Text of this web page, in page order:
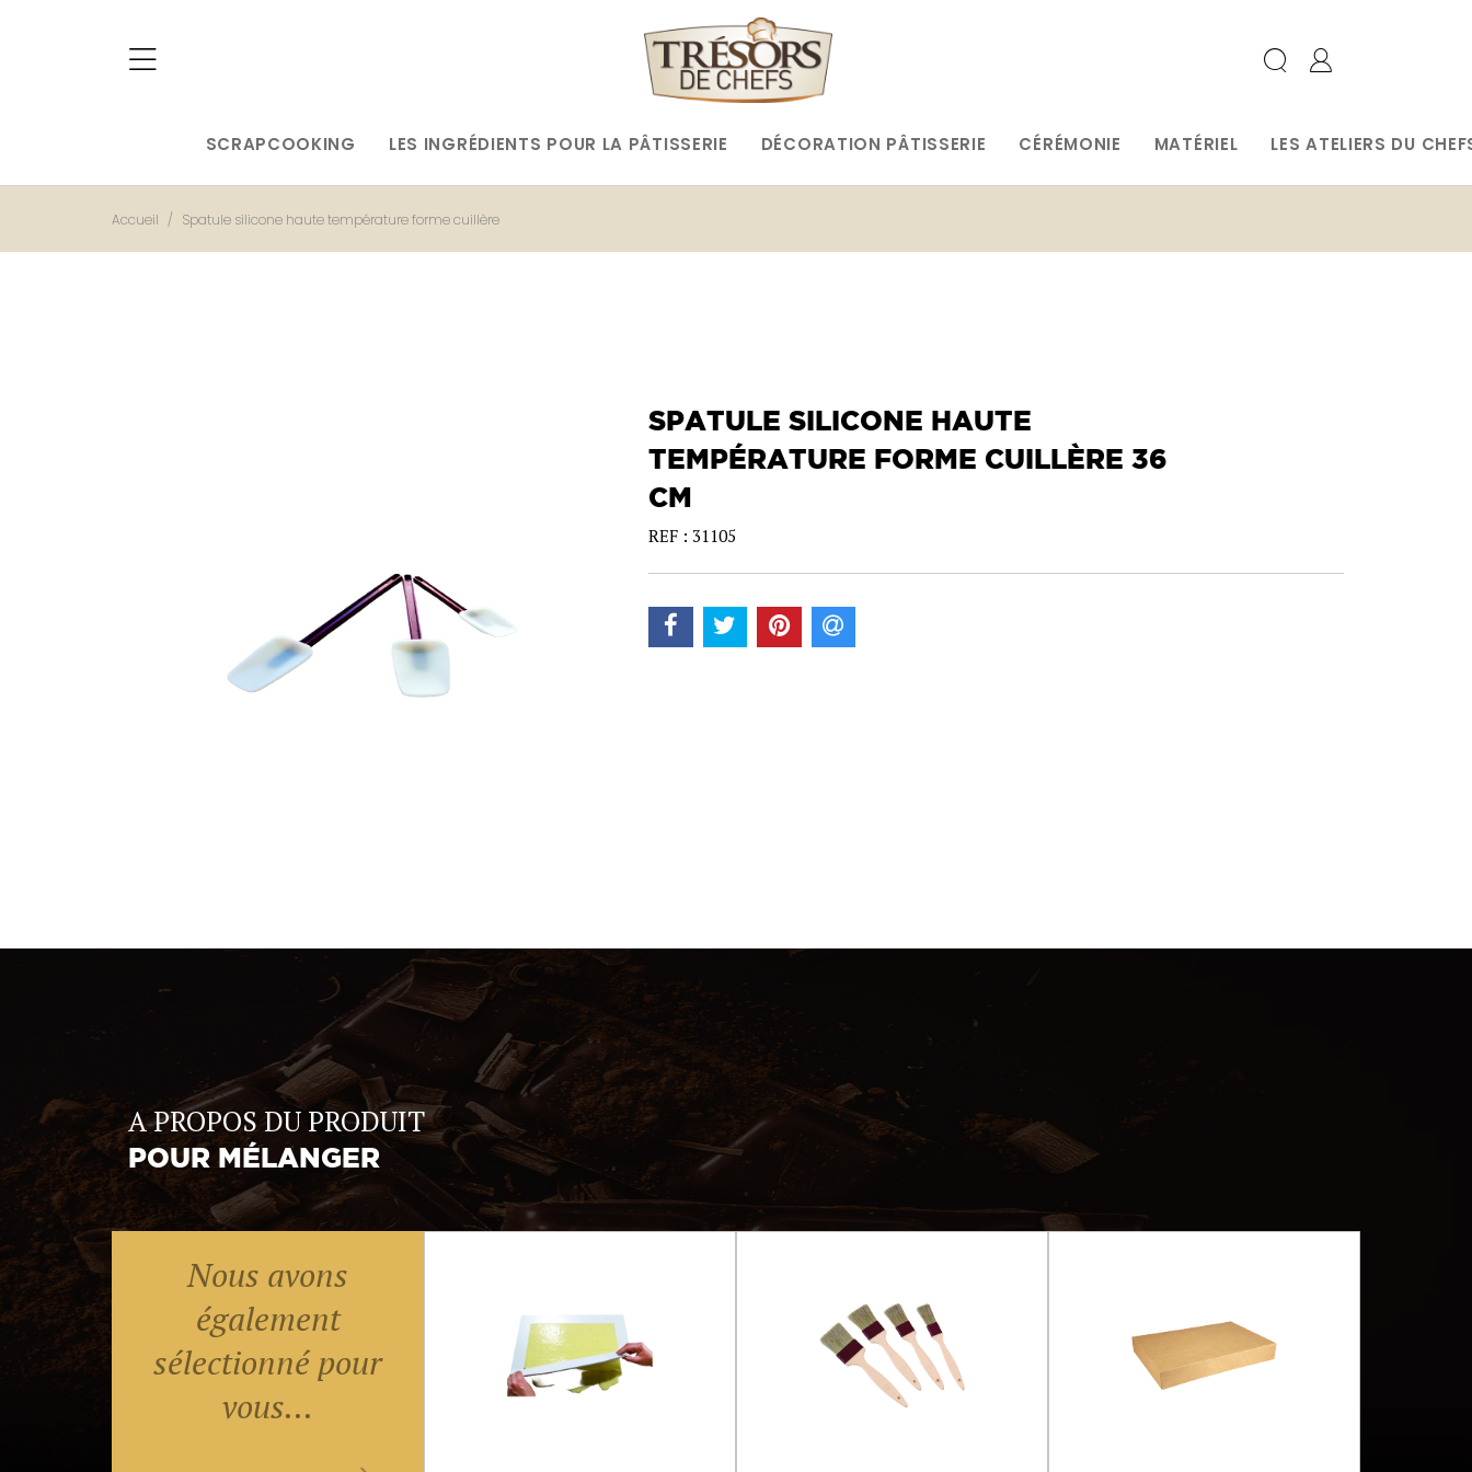
SCRAPCOOKING LES INGRÉDIENTS POUR LA PÂTISSERIE DÉCORATION PÂTISSERIE CÉRÉMONIE MATÉRIEL LES ATELIERS DU
Accueil Spatule silicone haute température forme cuillère
SPATULE SILICONE HAUTE
TEMPÉRATURE FORME CUILLÈRE 36
CM
REF : 31105
A PROPOS DU PRODUIT
POUR MÉLANGER
Nous avons
également
sélectionné pour
vous...